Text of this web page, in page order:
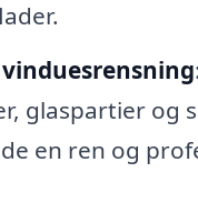
vinduesrensning
glaspartier og
en ren og